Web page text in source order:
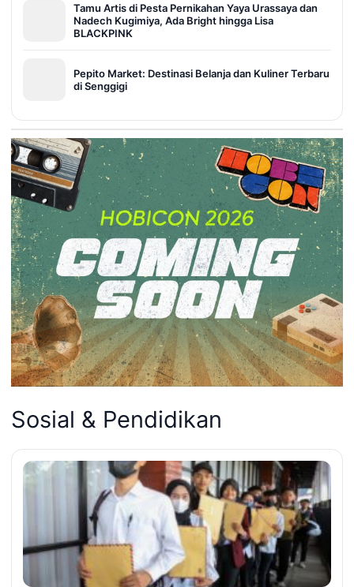
Tamu Artis di Pesta Pernikahan Yaya Urassaya dan
Nadech Kugimiya, Ada Bright hingga Lisa
BLACKPINK
Pepito Market: Destinasi Belanja dan Kuliner Terbaru
di Senggigi
Sosial & Pendidikan